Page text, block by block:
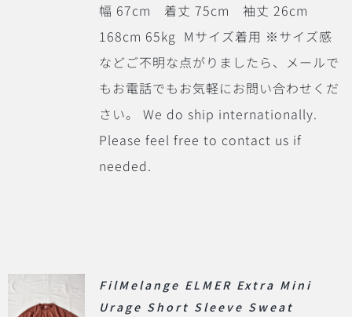
幅 67cm 着丈 75cm 袖丈 26cm
168cm 65kg Mサイズ着用 ※サイズ感
などご不明な点がりましたら、メールで
もお電話でもお気軽にお問い合わせくだ
さい。 We do ship internationally.
Please feel free to contact us if
needed.
FilMelange ELMER Extra Mini
Urage Short Sleeve Sweat